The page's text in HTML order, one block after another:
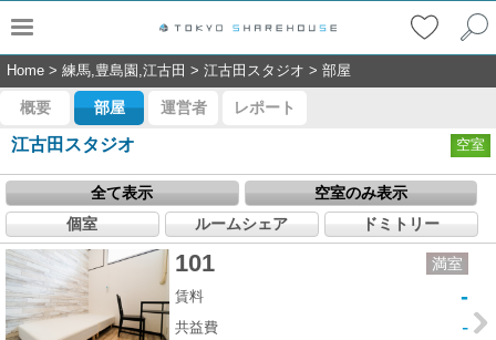
Home > 練馬,豊島園,江古田 > 江古田スタジオ > 部屋
概要 部屋 運営者 レポート
江古田スタジオ 空室
全て表示
空室のみ表示
個室
ルームシェア ドミトリー
101 満室
賃料 -
共益費 -